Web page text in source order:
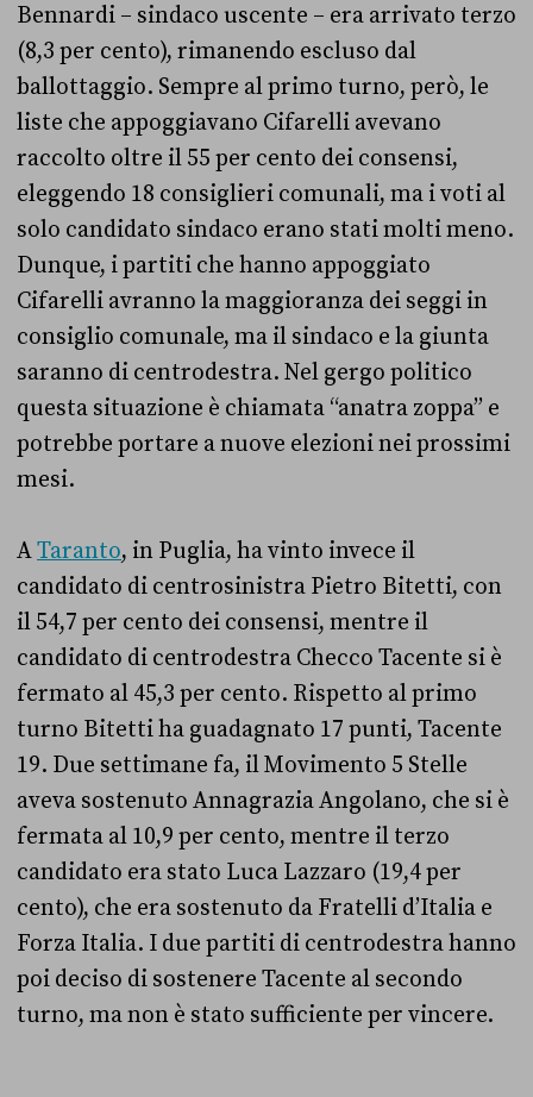
Bennardi – sindaco uscente – era arrivato terzo
(8,3 per cento), rimanendo escluso dal
ballottaggio. Sempre al primo turno, però, le
liste che appoggiavano Cifarelli avevano
raccolto oltre il 55 per cento dei consensi,
eleggendo 18 consiglieri comunali, ma i voti al
solo candidato sindaco erano stati molti meno.
Dunque, i partiti che hanno appoggiato
Cifarelli avranno la maggioranza dei seggi in
consiglio comunale, ma il sindaco e la giunta
saranno di centrodestra. Nel gergo politico
questa situazione è chiamata “anatra zoppa” e
potrebbe portare a nuove elezioni nei prossimi
mesi.
ATaranto, in Puglia, ha vinto invece il
candidato di centrosinistra Pietro Bitetti, con
il 54,7 per cento dei consensi, mentre il
candidato di centrodestra Checco Tacente si è
fermato al 45,3 per cento. Rispetto al primo
turno Bitetti ha guadagnato 17 punti, Tacente
19. Due settimane fa, il Movimento 5 Stelle
aveva sostenuto Annagrazia Angolano, che si è
fermata al 10,9 per cento, mentre il terzo
candidato era stato Luca Lazzaro (19,4 per
cento), che era sostenuto da Fratelli d’Italia e
Forza Italia. I due partiti di centrodestra hanno
poi deciso di sostenere Tacente al secondo
turno, ma non è stato sufficiente per vincere.